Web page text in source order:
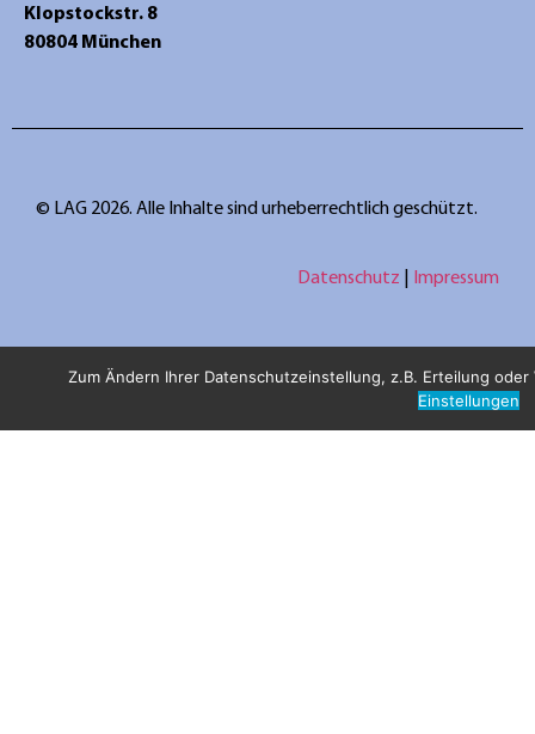
Klopstockstr. 8
80804 München
© LAG 2026. Alle Inhalte sind urheberrechtlich geschützt.
Datenschutz Impressum
Zum Ändern Ihrer Datenschutzeinstellung, z.B. Erteilung
Einstellungen